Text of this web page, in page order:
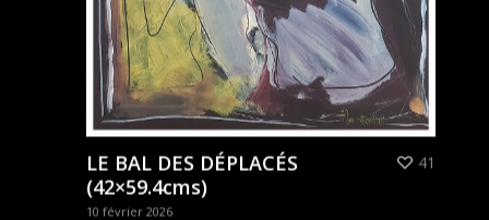
LE BAL DES DÉPLACÉS
(42×59.4cms)
10 février 2026
41